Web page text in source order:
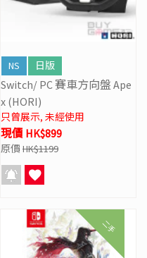
NS 日版
Switch/ PC 賽車方向盤 Ape
x (HORI)
只曾展示, 未經使用
現價 HK$899
原價 HK$1199
二手